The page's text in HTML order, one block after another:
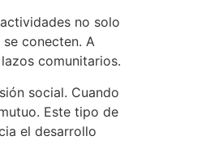
no solo
conecten. A
comunitarios.
social. Cuando
Este tipo de
el desarrollo